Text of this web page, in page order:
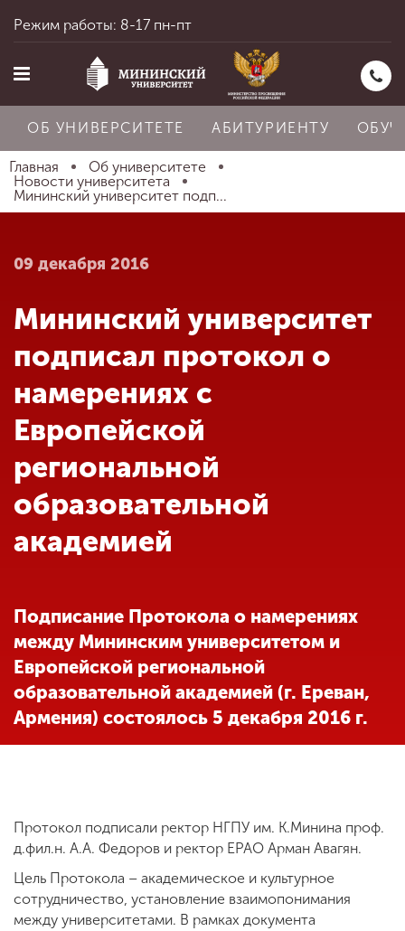
Главная
Абитуриенту
Обучение
Наука
Международная
деятельность
Другие виды
деятельности
Студенческая жизнь
Режим работы: 8-17 пн-пт
ОБ УНИВЕРСИТЕТЕ АБИТУРИЕНТУ
Главная
Об университете
Новости университета
Мининский университет подп...
09 декабря 2016
Мининский университет
подписал протокол о
намерениях с
Европейской
региональной
образовательной
академией
Подписание Протокола о намерениях
между Мининским университетом и
Европейской региональной
образовательной академией (г. Ереван,
Армения) состоялось 5 декабря 2016 г.
Протокол подписали ректор НГПУ им. К.Минина проф.
д.фил.н. А.А. Федоров и ректор ЕРАО Арман Авагян.
Цель Протокола – академическое и культурное
сотрудничество, установление взаимопонимания
между университетами. В рамках документа